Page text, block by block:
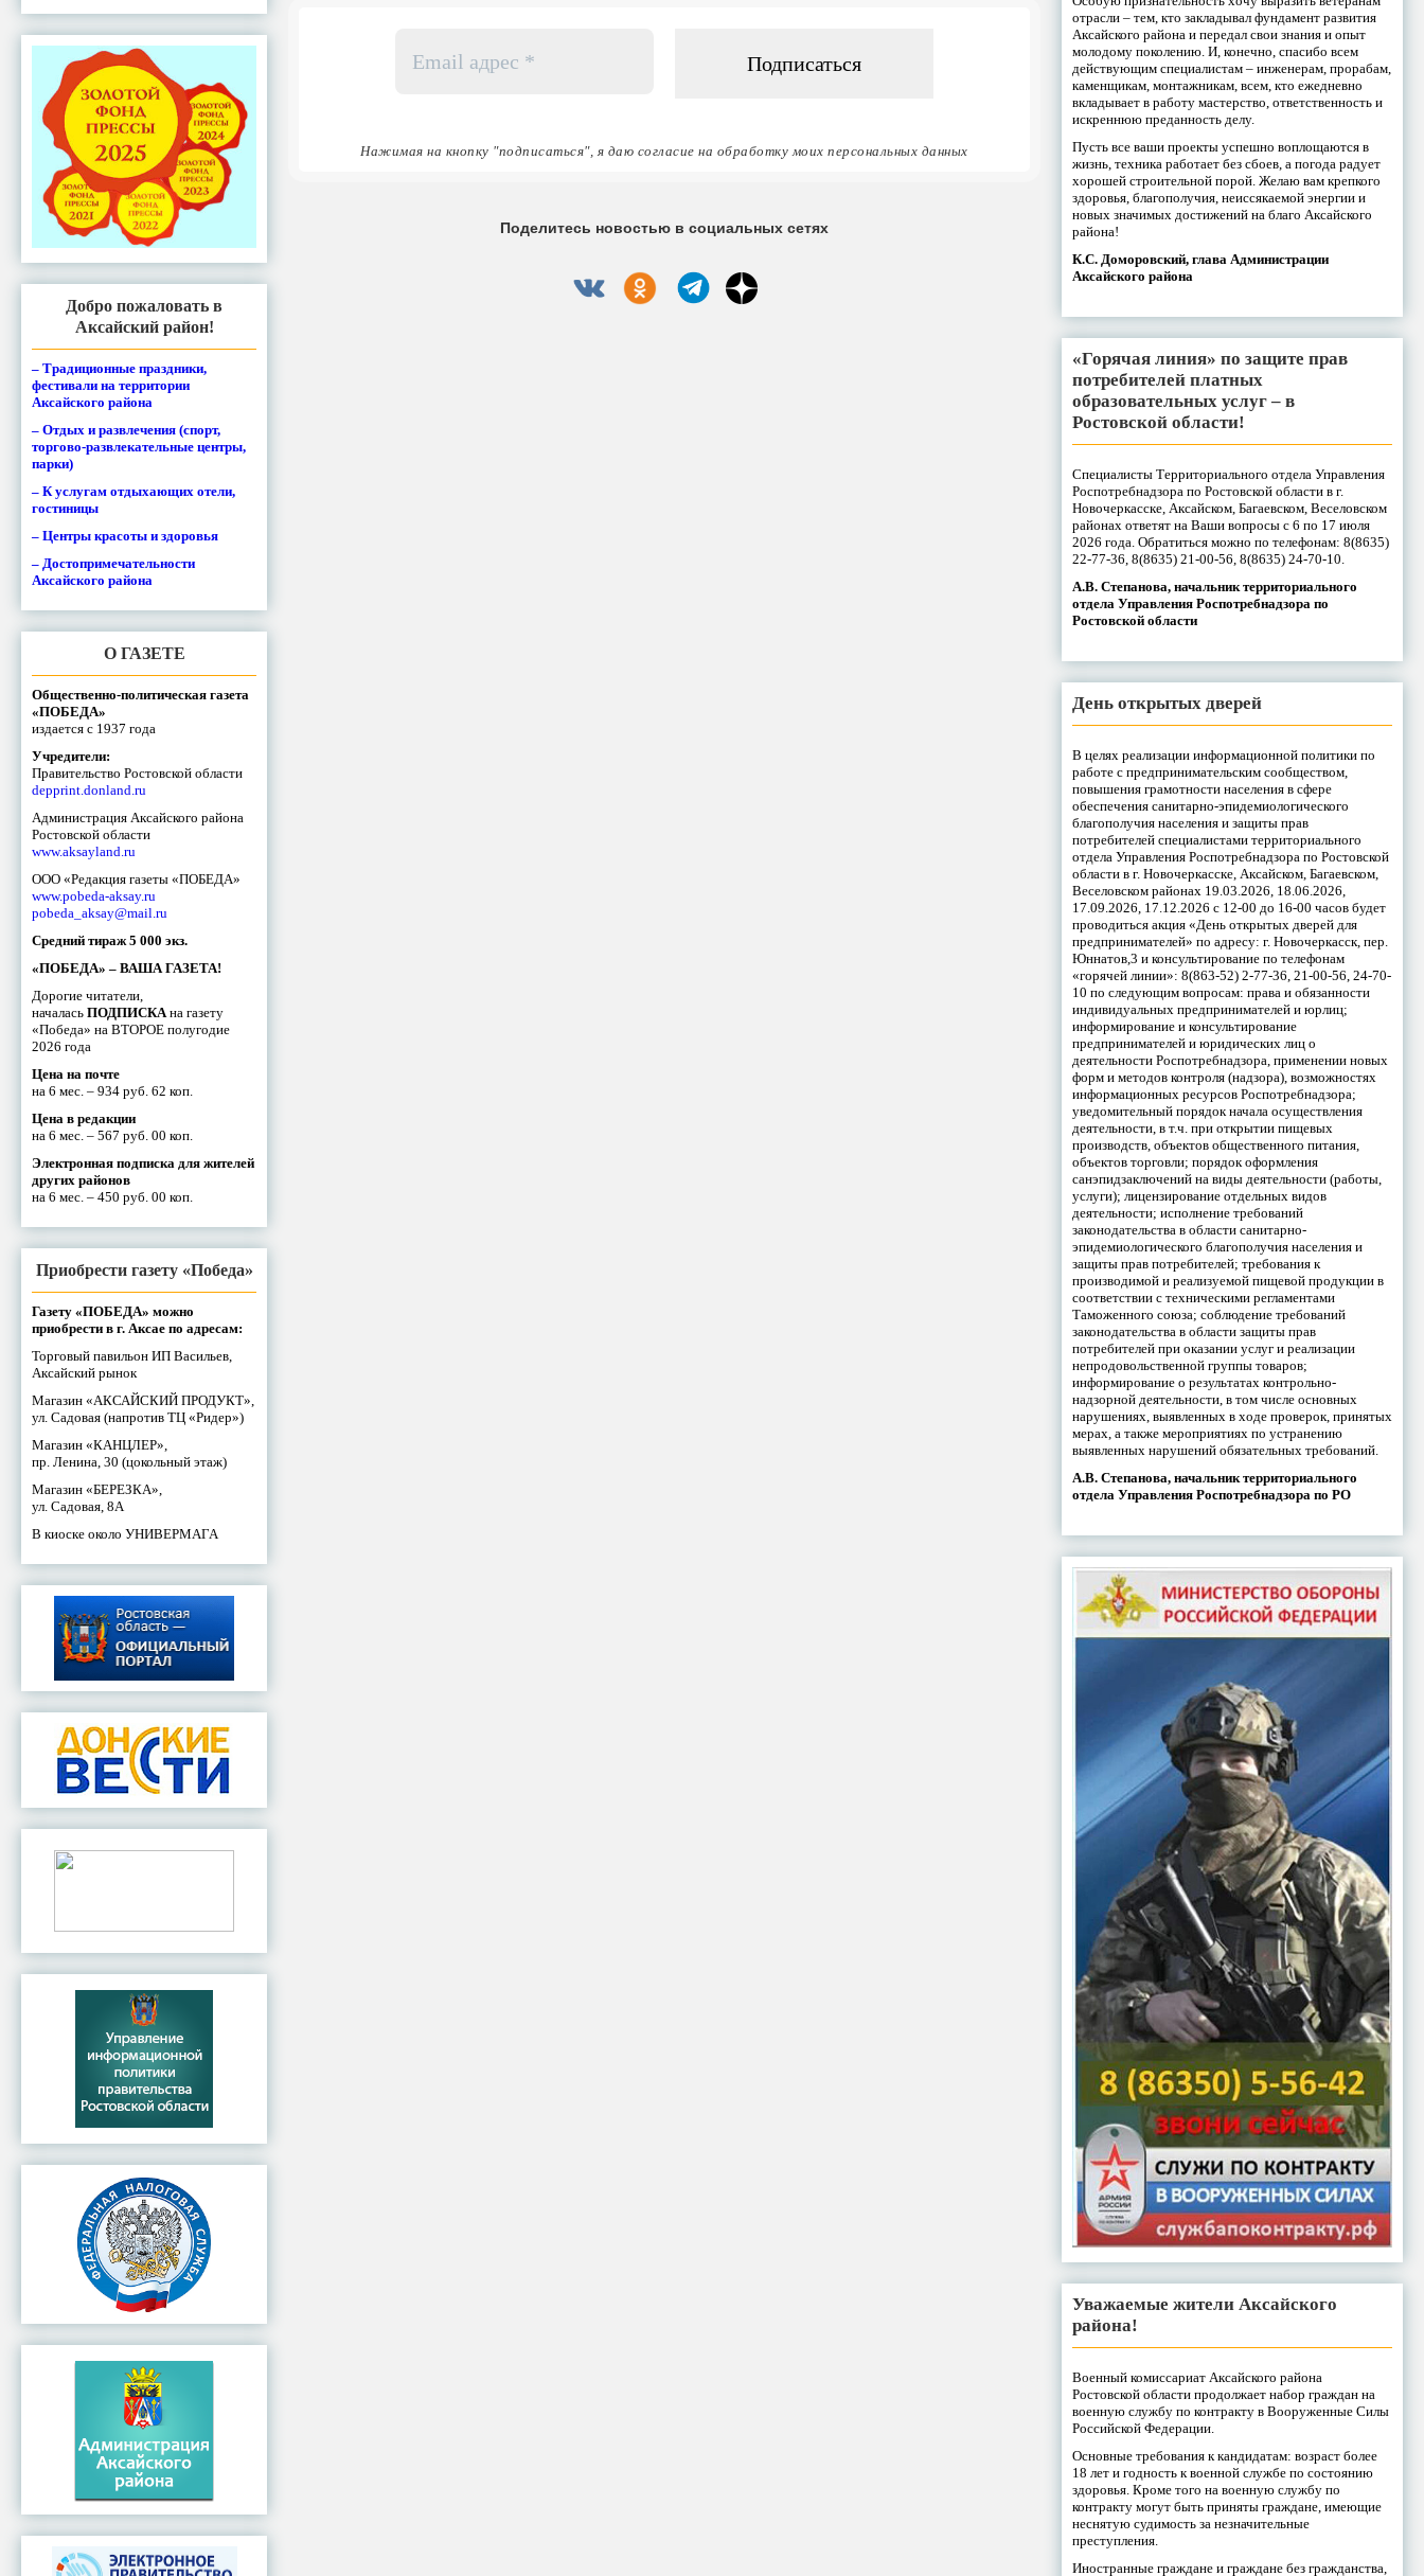
Добро пожаловать в
Аксайский район!
– Традиционные праздники,
фестивали на территории
Аксайского района
– Отдых и развлечения (спорт,
торгово-развлекательные центры,
парки)
– К услугам отдыхающих отели,
гостиницы
– Центры красоты и здоровья
– Достопримечательности
Аксайского района
О ГАЗЕТЕ
Общественно-политическая газета
«ПОБЕДА»
издается с 1937 года
Учредители:
Правительство Ростовской области
depprint.donland.ru
Администрация Аксайского района
Ростовской области
www.aksayland.ru
ООО «Редакция газеты «ПОБЕДА»
www.pobeda-aksay.ru
pobeda_aksay@mail.ru
Средний тираж 5 000 экз.
«ПОБЕДА» – ВАША ГАЗЕТА!
Дорогие читатели,
началась ПОДПИСКАна газету
«Победа» на ВТОРОЕ полугодие
2026 года
Цена на почте
на 6 мес. – 934 руб. 62 коп.
Цена в редакции
на 6 мес. – 567 руб. 00 коп.
Электронная подписка для жителей
других районов
на 6 мес. – 450 руб. 00 коп.
Приобрести газету «Победа»
Газету «ПОБЕДА» можно
приобрести в г. Аксае по адресам:
Торговый павильон ИП Васильев,
Аксайский рынок
Магазин «АКСАЙСКИЙ ПРОДУКТ»,
ул. Садовая (напротив ТЦ «Ридер»)
Магазин «КАНЦЛЕР»,
пр. Ленина, 30 (цокольный этаж)
Магазин «БЕРЕЗКА»,
ул. Садовая, 8А
В киоске около УНИВЕРМАГА
адрес
Нажимая на кнопку "подписаться", я даю согласие на обработку моих персональных данных
Поделитесь новостью в социальных сетях
отрасли – тем, кто закладывал фундамент развития
Аксайского района и передал свои знания и опыт
молодому поколению. И, конечно, спасибо всем
действующим специалистам – инженерам, прорабам,
каменщикам, монтажникам, всем, кто ежедневно
вкладывает в работу мастерство, ответственность и
искреннюю преданность делу.
Пусть все ваши проекты успешно воплощаются в
жизнь, техника работает без сбоев, а погода радует
хорошей строительной порой. Желаю вам крепкого
здоровья, благополучия, неиссякаемой энергии и
новых значимых достижений на благо Аксайского
района!
К.С. Доморовский, глава Администрации
Аксайского района
«Горячая линия» по защите прав
потребителей платных
образовательных услуг – в
Ростовской области!
Специалисты Территориального отдела Управления
Роспотребнадзора по Ростовской области в г.
Новочеркасске, Аксайском, Багаевском, Веселовском
районах ответят на Ваши вопросы с 6 по 17 июля
2026 года. Обратиться можно по телефонам: 8(8635)
22-77-36, 8(8635) 21-00-56, 8(8635) 24-70-10.
А.В. Степанова, начальник территориального
отдела Управления Роспотребнадзора по
Ростовской области
День открытых дверей
В целях реализации информационной политики по
работе с предпринимательским сообществом,
повышения грамотности населения в сфере
обеспечения санитарно-эпидемиологического
благополучия населения и защиты прав
потребителей специалистами территориального
отдела Управления Роспотребнадзора по Ростовской
области в г. Новочеркасске, Аксайском, Багаевском,
Веселовском районах 19.03.2026, 18.06.2026,
17.09.2026, 17.12.2026 с 12-00 до 16-00 часов будет
проводиться акция «День открытых дверей для
предпринимателей» по адресу: г. Новочеркасск, пер.
Юннатов,3 и консультирование по телефонам
«горячей линии»: 8(863-52) 2-77-36, 21-00-56, 24-70-
10 по следующим вопросам: права и обязанности
индивидуальных предпринимателей и юрлиц;
информирование и консультирование
предпринимателей и юридических лиц о
деятельности Роспотребнадзора, применении новых
форм и методов контроля (надзора), возможностях
информационных ресурсов Роспотребнадзора;
уведомительный порядок начала осуществления
деятельности, в т.ч. при открытии пищевых
производств, объектов общественного питания,
объектов торговли; порядок оформления
санэпидзаключений на виды деятельности (работы,
услуги); лицензирование отдельных видов
деятельности; исполнение требований
законодательства в области санитарно-
эпидемиологического благополучия населения и
защиты прав потребителей; требования к
производимой и реализуемой пищевой продукции в
соответствии с техническими регламентами
Таможенного союза; соблюдение требований
законодательства в области защиты прав
потребителей при оказании услуг и реализации
непродовольственной группы товаров;
информирование о результатах контрольно-
надзорной деятельности, в том числе основных
нарушениях, выявленных в ходе проверок, принятых
мерах, а также мероприятиях по устранению
выявленных нарушений обязательных требований.
А.В. Степанова, начальник территориального
отдела Управления Роспотребнадзора по РО
Уважаемые жители Аксайского
района!
Военный комиссариат Аксайского района
Ростовской области продолжает набор граждан на
военную службу по контракту в Вооруженные Силы
Российской Федерации.
Основные требования к кандидатам: возраст более
18 лет и годность к военной службе по состоянию
здоровья. Кроме того на военную службу по
контракту могут быть приняты граждане, имеющие
неснятую судимость за незначительные
преступления.
Иностранные граждане и граждане без гражданства,